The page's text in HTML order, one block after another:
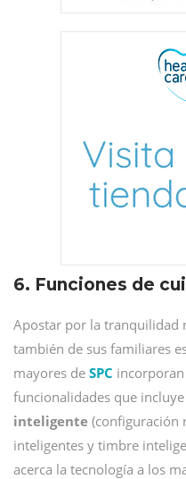
6. Funciones de
Apostar por la tranquilidad
también de sus familiares
mayores de SPC incorporan
funcionalidades que
inteligente (configuración
inteligentes y timbre
acerca la tecnología a los